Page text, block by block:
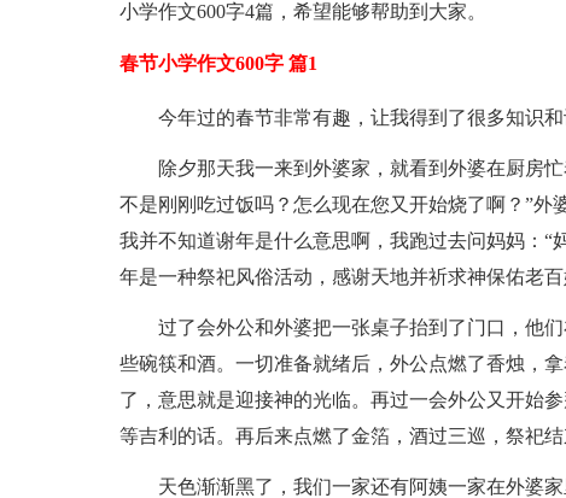
小学作文600字4篇，希望能够帮助到大家。
春节小学作文600字 篇1
今年过的春节非常有趣，让我得到了很多知识和
除夕那天我一来到外婆家，就看到外婆在厨房
不是刚刚吃过饭吗？怎么现在您又开始烧了啊？”外
我并不知道谢年是什么意思啊，我跑过去问妈妈：“
年是一种祭祀风俗活动，感谢天地并祈求神保佑老
过了会外公和外婆把一张桌子抬到了门口，他
些碗筷和酒。一切准备就绪后，外公点燃了香烛，
了，意思就是迎接神的光临。再过一会外公又开始
等吉利的话。再后来点燃了金箔，酒过三巡，祭祀
天色渐渐黑了，我们一家还有阿姨一家在外婆